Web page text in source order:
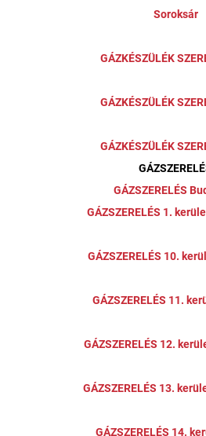
Soroksár
GÁZKÉSZÜLÉK
GÁZKÉSZÜLÉK
GÁZKÉSZÜLÉK
GÁZSZERELÉS
GÁZSZERELÉS 1.
GÁZSZERELÉS 10.
GÁZSZERELÉS 11.
GÁZSZERELÉS 12.
GÁZSZERELÉS 13.
GÁZSZERELÉS 14.